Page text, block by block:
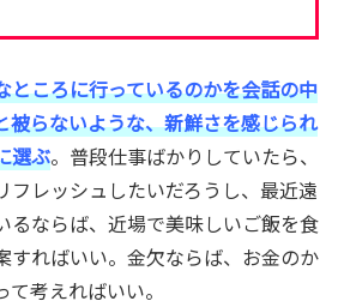
ところに行っているのかを会話の中
被らないような、新鮮さを感じられ
選ぶ。普段仕事ばかりしていたら、
フレッシュしたいだろうし、最近遠
るならば、近場で美味しいご飯を食
すればいい。金欠ならば、お金のか
考えればいい。